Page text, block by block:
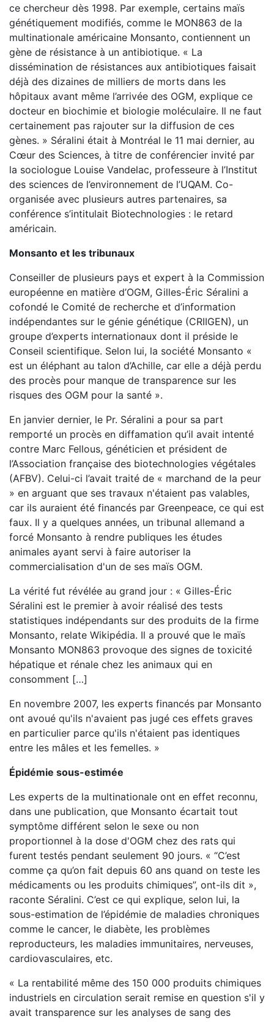
ce chercheur dès 1998. Par exemple, certains maïs
génétiquement modifiés, comme le MON863 de la
multinationale américaine Monsanto, contiennent un
gène de résistance à un antibiotique. « La
dissémination de résistances aux antibiotiques faisait
déjà des dizaines de milliers de morts dans les
hôpitaux avant même l’arrivée des OGM, explique ce
docteur en biochimie et biologie moléculaire. Il ne faut
certainement pas rajouter sur la diffusion de ces
gènes. » Séralini était à Montréal le 11 mai dernier, au
Cœur des Sciences, à titre de conférencier invité par
la sociologue Louise Vandelac, professeure à l’Institut
des sciences de l’environnement de l’UQAM. Co-
organisée avec plusieurs autres partenaires, sa
conférence s’intitulait Biotechnologies : le retard
américain.
Monsanto et les tribunaux
Conseiller de plusieurs pays et expert à la Commission
européenne en matière d’OGM, Gilles-Éric Séralini a
cofondé le Comité de recherche et d’information
indépendantes sur le génie génétique (CRIIGEN), un
groupe d’experts internationaux dont il préside le
Conseil scientifique. Selon lui, la société Monsanto «
est un éléphant au talon d’Achille, car elle a déjà perdu
des procès pour manque de transparence sur les
risques des OGM pour la santé ».
En janvier dernier, le Pr. Séralini a pour sa part
remporté un procès en diffamation qu’il avait intenté
contre Marc Fellous, généticien et président de
l’Association française des biotechnologies végétales
(AFBV). Celui-ci l’avait traité de « marchand de la peur
» en arguant que ses travaux n'étaient pas valables,
car ils auraient été financés par Greenpeace, ce qui est
faux. Il y a quelques années, un tribunal allemand a
forcé Monsanto à rendre publiques les études
animales ayant servi à faire autoriser la
commercialisation d'un de ses maïs OGM.
La vérité fut révélée au grand jour : « Gilles-Éric
Séralini est le premier à avoir réalisé des tests
statistiques indépendants sur des produits de la firme
Monsanto, relate Wikipédia. Il a prouvé que le maïs
Monsanto MON863 provoque des signes de toxicité
hépatique et rénale chez les animaux qui en
consomment […]
En novembre 2007, les experts financés par Monsanto
ont avoué qu'ils n'avaient pas jugé ces effets graves
en particulier parce qu'ils n'étaient pas identiques
entre les mâles et les femelles. »
Épidémie sous-estimée
Les experts de la multinationale ont en effet reconnu,
dans une publication, que Monsanto écartait tout
symptôme différent selon le sexe ou non
proportionnel à la dose d'OGM chez des rats qui
furent testés pendant seulement 90 jours. « “C’est
comme ça qu’on fait depuis 60 ans quand on teste les
médicaments ou les produits chimiques”, ont-ils dit »,
raconte Séralini. C’est ce qui explique, selon lui, la
sous-estimation de l’épidémie de maladies chroniques
comme le cancer, le diabète, les problèmes
reproducteurs, les maladies immunitaires, nerveuses,
cardiovasculaires, etc.
« La rentabilité même des 150 000 produits chimiques
industriels en circulation serait remise en question s'il y
avait transparence sur les analyses de sang des